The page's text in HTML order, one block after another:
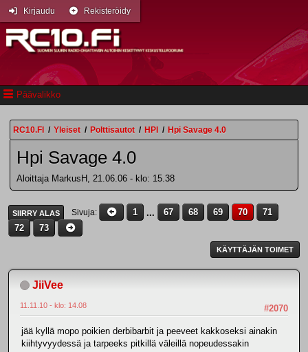
Päävalikko
Kirjaudu Rekisteröidy
RC10.FI / Yleiset / Polttisautot / HPI / Hpi Savage 4.0
Hpi Savage 4.0
Aloittaja MarkusH, 21.06.06 - klo: 15.38
SIIRRY ALAS Sivuja 1 ... 67 68 69 70
71
72
73
KÄYTTÄJÄN TOIMET
JiiVee
#2070
11.11.10 - klo: 14.08
jää kyllä mopo poikien derbibarbit ja peeveet kakkoseksi ainakin
kiihtyvyydessä ja tarpeeks pitkillä väleillä nopeudessakin